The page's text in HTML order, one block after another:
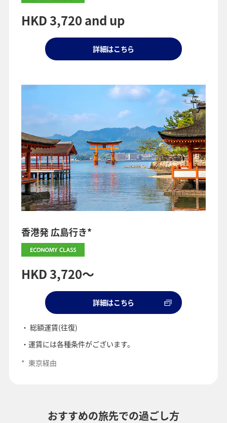
HKD 3,720 and up
詳細はこちら
香港発 広島行き*
HKD 3,720～
詳細はこちら
総額運賃(往復)
運賃には各種条件がございます。
* 東京経由
おすすめの旅先での過ごし方